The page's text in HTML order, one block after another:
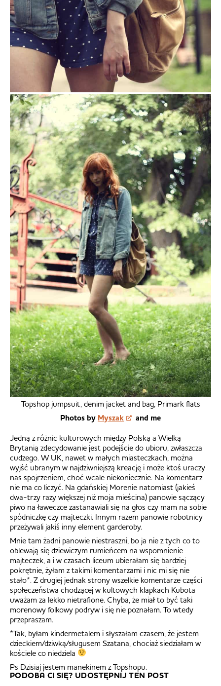
Topshop jumpsuit, denim jacket and bag, Primark flats
Photos by Myszak and me
Jedną z różnic kulturowych między Polską a Wielką
Brytanią zdecydowanie jest podejście do ubioru, zwłaszcza
cudzego. W UK, nawet w małych miasteczkach, można
wyjść ubranym w najdziwniejszą kreację i może ktoś uraczy
nas spojrzeniem, choć wcale niekoniecznie. Na komentarz
nie ma co liczyć. Na gdańskiej Morenie natomiast (jakieś
dwa-trzy razy większej niż moja mieścina) panowie sączący
piwo na ławeczce zastanawiali się na głos czy mam na sobie
spódniczkę czy majteczki. Innym razem panowie robotnicy
przeżywali jakiś inny element garderoby.
Mnie tam żadni panowie niestraszni, bo ja nie z tych co to
oblewają się dziewiczym rumieńcem na wspomnienie
majteczek, a i w czasach liceum ubierałam się bardziej
pokrętnie, żyłam z takimi komentarzami i nic mi się nie
stało*. Z drugiej jednak strony wszelkie komentarze części
społeczeństwa chodzącej w kultowych klapkach Kubota
uważam za lekko nietrafione. Chyba, że miał to być taki
morenowy folkowy podryw i się nie poznałam. To wtedy
przepraszam.
*Tak, byłam kindermetalem i słyszałam czasem, że jestem
dzieckiem/dziwką/sługusem Szatana, chociaż siedziałam w
kościele co niedziela
Ps Dzisiaj jestem manekinem z Topshopu.
PODOBA CI SIĘ? UDOSTĘPNIJ TEN POST